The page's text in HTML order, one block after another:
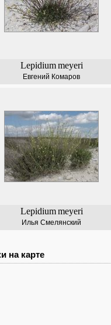
Lepidium meyeri
Евгений Комаров
Lepidium meyeri
Илья Смелянский
на карте